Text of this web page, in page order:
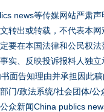
news等传媒网站严肃声
转出或转载，不代表本
要在本国法律和公民权
实、反映投诉报料人独
面告知理由并承担因此
门/政法系统/社会团体/
众新闻China publics